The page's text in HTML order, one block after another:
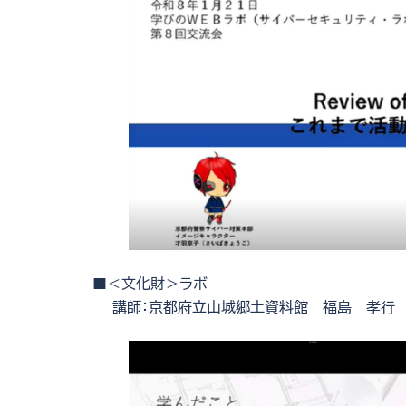
■＜文化財＞ラボ
講師：京都府立山城郷土資料館 福島 孝